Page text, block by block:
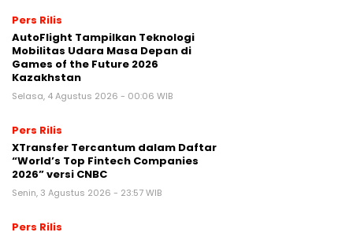
Pers Rilis
AutoFlight Tampilkan Teknologi
Mobilitas Udara Masa Depan di
Games of the Future 2026
Kazakhstan
Selasa, 4 Agustus 2026 - 00:06 WIB
Pers Rilis
XTransfer Tercantum dalam Daftar
“World’s Top Fintech Companies
2026” versi CNBC
Senin, 3 Agustus 2026 - 23:57 WIB
Pers Rilis